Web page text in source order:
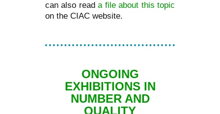
can also reada file about this topic
on the CIAC website.
ONGOING
EXHIBITIONS IN
NUMBER AND
QUALITY